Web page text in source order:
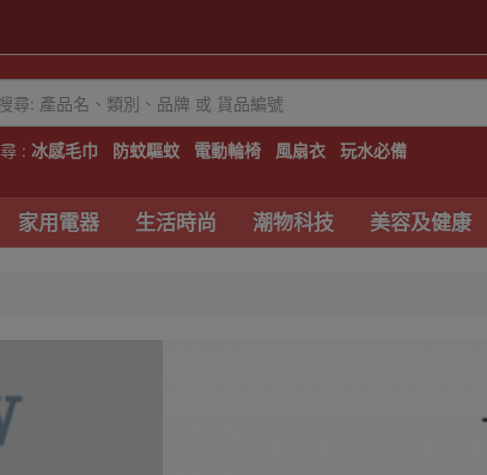
: 冰感毛巾 防蚊驅蚊 電動輪椅 風扇衣 玩水必備
家用電器 生活時尚 潮物科技 美容及健康